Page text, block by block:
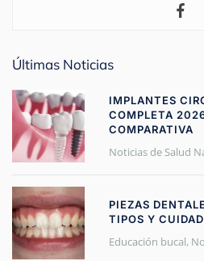
Últimas Noticias
IMPLANTES
COMPLETA
COMPARATIVA
Noticias de Salud
PIEZAS
TIPOS Y
Educación bucal,